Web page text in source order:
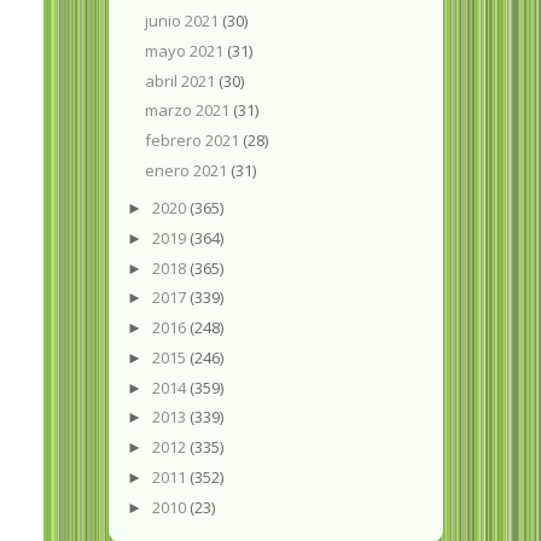
junio 2021 (30)
mayo 2021 (31)
abril 2021 (30)
marzo 2021 (31)
febrero 2021 (28)
enero 2021 (31)
► 2020 (365)
► 2019 (364)
► 2018 (365)
► 2017 (339)
► 2016 (248)
► 2015 (246)
► 2014(359)
► 2013 (339)
► 2012 (335)
► 2011 (352)
► 2010 (23)